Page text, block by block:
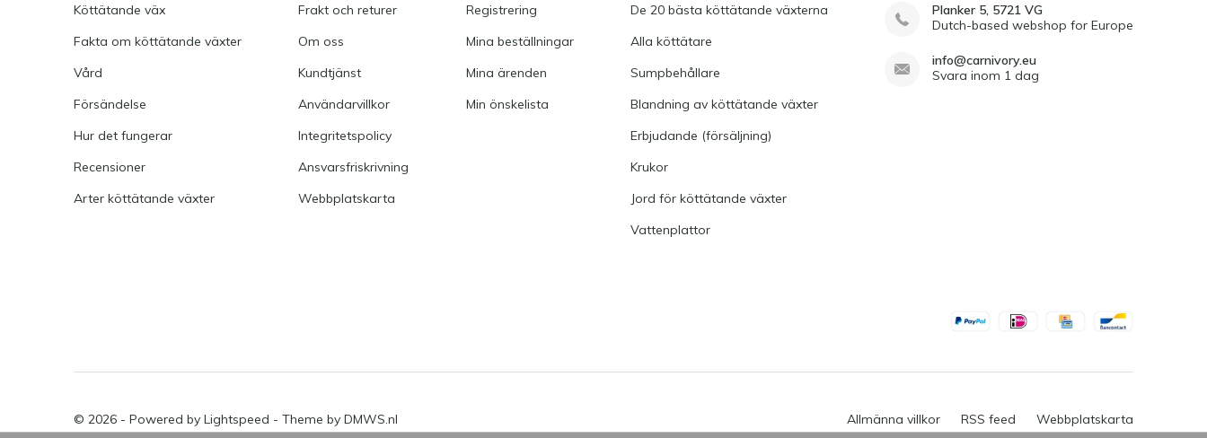
Köttätande väx
Fakta om köttätande växter
Vård
Försändelse
Hur det fungerar
Recensioner
Arter köttätande växter
Frakt och returer
Om oss
Kundtjänst
Användarvillkor
Integritetspolicy
Ansvarsfriskrivning
Webbplatskarta
Registrering
Mina beställningar
Mina ärenden
Min önskelista
De 20 bästa köttätande växterna
Alla köttätare
Sumpbehållare
Blandning av köttätande växter
Erbjudande (försäljning)
Krukor
Jord för köttätande växter
Vattenplattor
Planker 5, 5721 VG
Dutch-based webshop for Europe
info@carnivory.eu
Svara inom 1 dag
© 2026 - Powered by Lightspeed - Theme by DMWS.nl Allmänna villkor RSS feed Webbplatskarta